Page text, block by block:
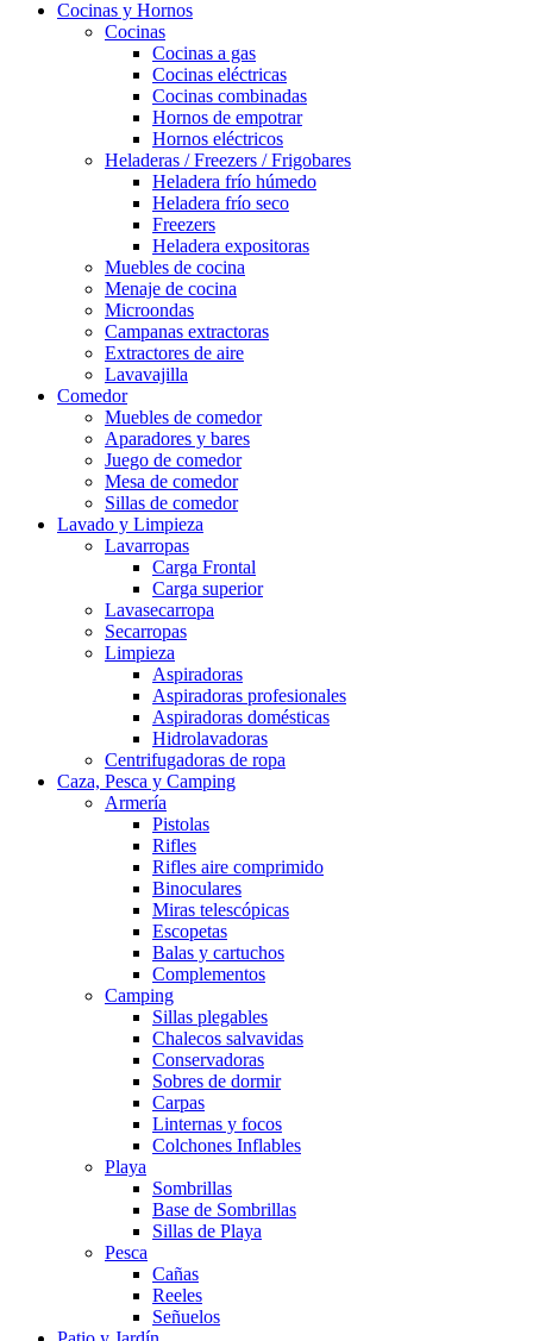
Cocinas y Hornos
Cocinas
Cocinas a gas
Cocinas eléctricas
Cocinas combinadas
Hornos de empotrar
Hornos eléctricos
Heladeras / Freezers / Frigobares
Heladera frío húmedo
Heladera frío seco
Freezers
Heladera expositoras
Muebles de cocina
Menaje de cocina
Microondas
Campanas extractoras
Extractores de aire
Lavavajilla
Comedor
Muebles de comedor
Aparadores y bares
Juego de comedor
Mesa de comedor
Sillas de comedor
Lavado y Limpieza
Lavarropas
Carga Frontal
Carga superior
Lavasecarropa
Secarropas
Limpieza
Aspiradoras
Aspiradoras profesionales
Aspiradoras domésticas
Hidrolavadoras
Centrifugadoras de ropa
Caza, Pesca y Camping
Armería
Pistolas
Rifles
Rifles aire comprimido
Binoculares
Miras telescópicas
Escopetas
Balas y cartuchos
Complementos
Camping
Sillas plegables
Chalecos salvavidas
Conservadoras
Sobres de dormir
Carpas
Linternas y focos
Colchones Inflables
Playa
Sombrillas
Base de Sombrillas
Sillas de Playa
Pesca
Cañas
Reeles
Señuelos